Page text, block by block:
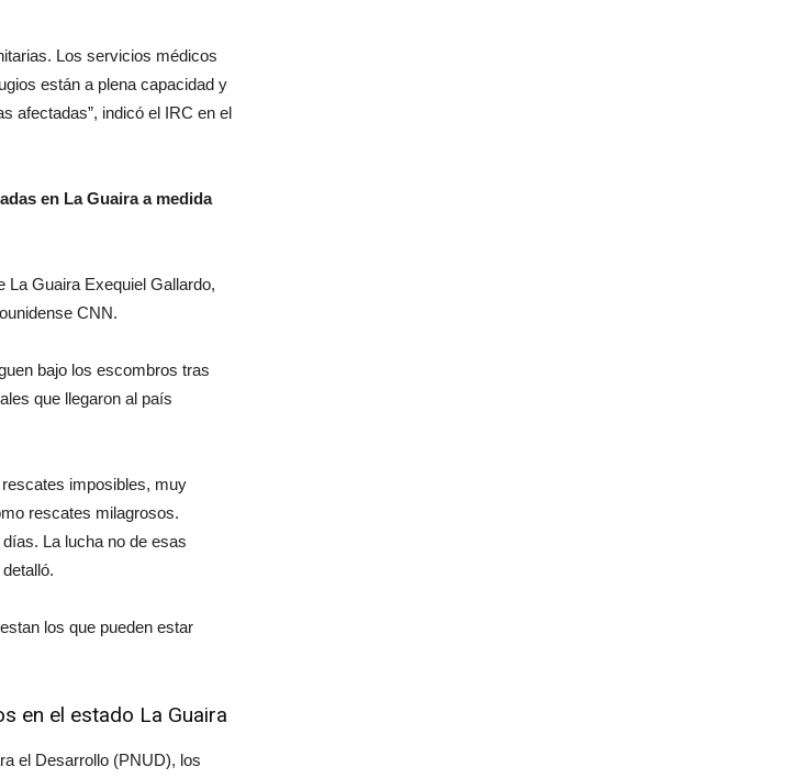
Los servicios médicos
están a plena capacidad y
afectadas”, indicó el IRC en el
en La Guaira a medida
La Guaira Exequiel Gallardo,
CNN.
bajo los escombros tras
que llegaron al país
imposibles, muy
rescates milagrosos.
La lucha no de esas
los que pueden estar
en el estado La Guaira
el Desarrollo (PNUD), los